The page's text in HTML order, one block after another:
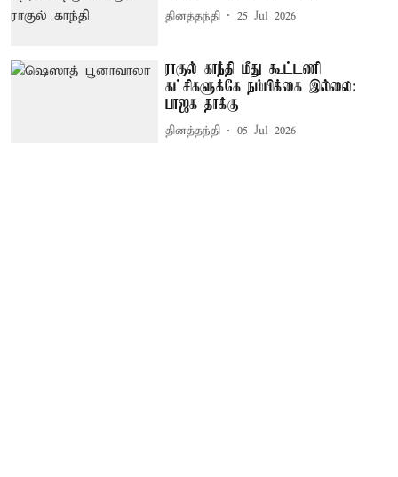
தினத்தந்தி 25 Jul 2026
ராகுல் காந்தி மீது கூட்டணி
கட்சிகளுக்கே நம்பிக்கை இல்லை:
பாஜக தாக்கு
தினத்தந்தி 05 Jul 2026